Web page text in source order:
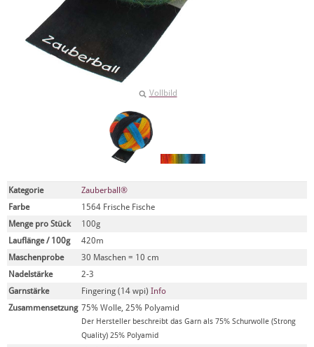
Vollbild
Kategorie
Zauberball®
Farbe
1564 Frische Fische
Menge pro Stück
100g
Lauflänge / 100g
420m
Maschenprobe
30 Maschen = 10 cm
Nadelstärke
2-3
Garnstärke
Fingering (14 wpi) Info
Zusammensetzung 75% Wolle, 25% Polyamid
Der Hersteller beschreibt das Garn als 75% Schurwolle (Strong
Quality) 25% Polyamid